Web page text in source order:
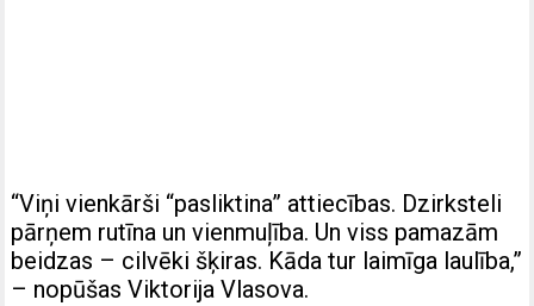
“Viņi vienkārši “pasliktina” attiecības. Dzirksteli
pārņem rutīna un vienmuļība. Un viss pamazām
beidzas – cilvēki šķiras. Kāda tur laimīga laulība,”
– nopūšas Viktorija Vlasova.